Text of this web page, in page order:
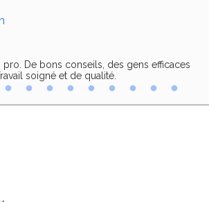
pro. De bons conseils, des gens efficaces
soigné et de qualité.